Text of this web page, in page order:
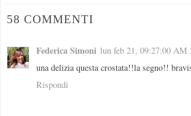
58 COMMENTI
Federica Simoni lun feb 21, 09:27:00 AM
una delizia questa crostata!!la segno!!
Rispondi